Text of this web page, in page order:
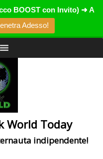
BOOST con Invito) ➜ A
Adesso!
World Today
indipendente!